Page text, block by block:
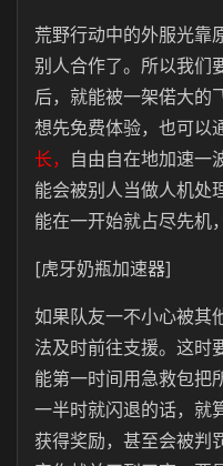
荒野行动中的外服光靠
别人合作了。所以我们
后，就能被一架偌大的
想先免费体验，也可以
长， 自由自在地加速一
能会被别人当做人机处
能在一开始就占尽先机
[虎牙奶瓶加速器]
如果队友一不小心被其
法及时前往支援。这时
能第一时间用急救包把
一半时就闪退的话，就
获得奖励，甚至会被判